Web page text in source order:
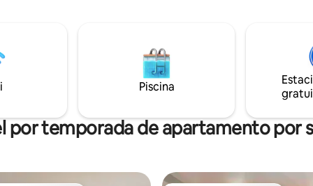
você precisar de alguma
operacionais neste momento.
relaxar, recarregar as energias
reacender em um ambiente
Geralmente, há um serviço de
muito bom, mas não há Wi-Fi.
Piscina
por temporada de apartamento por